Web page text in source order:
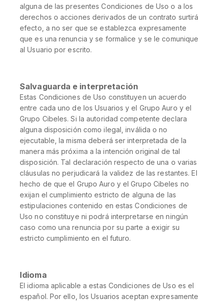
alguna de las presentes Condiciones de Uso o a los
derechos o acciones derivados de un contrato surtirá
efecto, a no ser que se establezca expresamente
que es una renuncia y se formalice y se le comunique
al Usuario por escrito.
Salvaguarda e interpretación
Estas Condiciones de Uso constituyen un acuerdo
entre cada uno de los Usuarios y el Grupo Auro y el
Grupo Cibeles. Si la autoridad competente declara
alguna disposición como ilegal, inválida o no
ejecutable, la misma deberá ser interpretada de la
manera más próxima a la intención original de tal
disposición. Tal declaración respecto de una o varias
cláusulas no perjudicará la validez de las restantes. El
hecho de que el Grupo Auro y el Grupo Cibeles no
exijan el cumplimiento estricto de alguna de las
estipulaciones contenido en estas Condiciones de
Uso no constituye ni podrá interpretarse en ningún
caso como una renuncia por su parte a exigir su
estricto cumplimiento en el futuro.
Idioma
El idioma aplicable a estas Condiciones de Uso es el
español. Por ello, los Usuarios aceptan expresamente